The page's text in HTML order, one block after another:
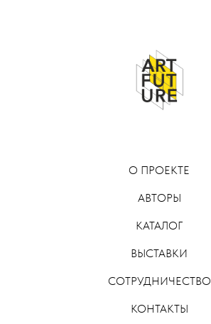
О ПРОЕКТЕ
АВТОРЫ
КАТАЛОГ
ВЫСТАВКИ
СОТРУДНИЧЕСТВО
КОНТАКТЫ